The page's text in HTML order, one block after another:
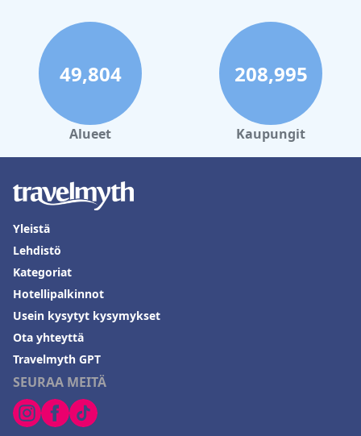
49,804
Alueet
208,995
Kaupungit
SEURAA MEITÄ
Yleistä
Lehdistö
Kategoriat
Hotellipalkinnot
Usein kysytyt kysymykset
Ota yhteyttä
Travelmyth GPT